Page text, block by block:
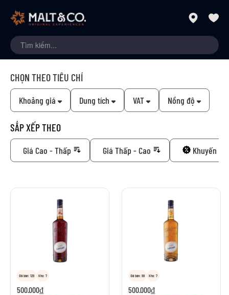
CHỌN THEO TIÊU CHÍ
Khoảng giá Dung tích VAT Nồng độ
SẮP XẾP THEO
Giá Cao - Thấp Giá Thấp - Cao Khuyến
Đã bán: 129 Kho: 7
500.000₫
Đã bán: 98 Kho: 7
500.000₫